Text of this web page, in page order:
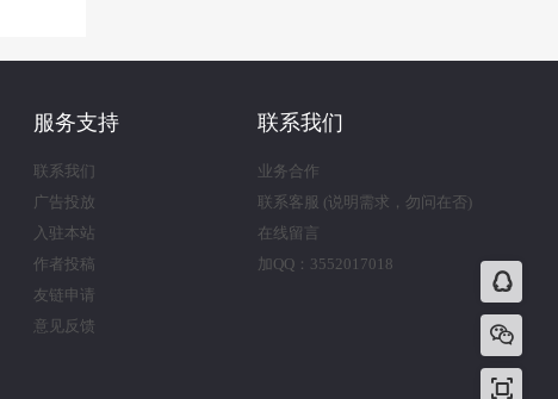
服务支持
联系我们
广告投放
入驻本站
作者投稿
友链申请
意见反馈
联系我们
业务合作
联系客服 (说明需求，勿问在否)
在线留言
加QQ：3552017018